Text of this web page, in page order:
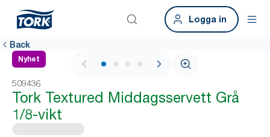
Logga in
Back
Nyhet
1 / 4
509436
Tork Textured Middagsservett Grå
1/8-vikt